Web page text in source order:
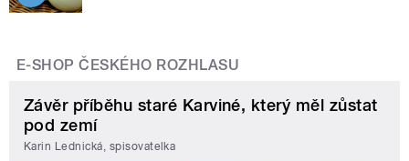
E-SHOP ČESKÉHO ROZHLASU
Závěr příběhu staré Karviné, který měl zůstat
pod zemí
Karin Lednická, spisovatelka